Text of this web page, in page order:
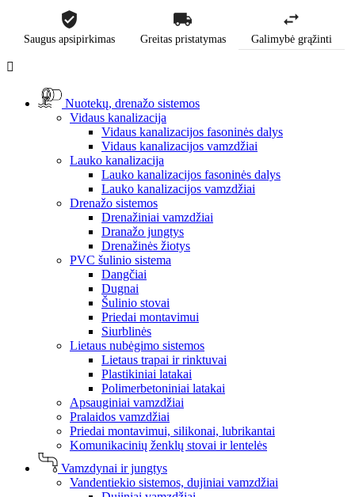
Saugus apsipirkimas Greitas pristatymas Galimybė grąžinti

Nuotekų, drenažo sistemos
Vidaus kanalizacija
Vidaus kanalizacijos fasoninės dalys
Vidaus kanalizacijos vamzdžiai
Lauko kanalizacija
Lauko kanalizacijos fasoninės dalys
Lauko kanalizacijos vamzdžiai
Drenažo sistemos
Drenažiniai vamzdžiai
Dranažo jungtys
Drenažinės žiotys
PVC šulinio sistema
Dangčiai
Dugnai
Šulinio stovai
Priedai montavimui
Siurblinės
Lietaus nubėgimo sistemos
Lietaus trapai ir rinktuvai
Plastikiniai latakai
Polimerbetoniniai latakai
Apsauginiai vamzdžiai
Pralaidos vamzdžiai
Priedai montavimui, silikonai, lubrikantai
Komunikacinių ženklų stovai ir lentelės
Vamzdynai ir jungtys
Vandentiekio sistemos, dujiniai vamzdžiai